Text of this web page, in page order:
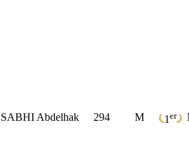
SABHI Abdelhak 294 M 1 er